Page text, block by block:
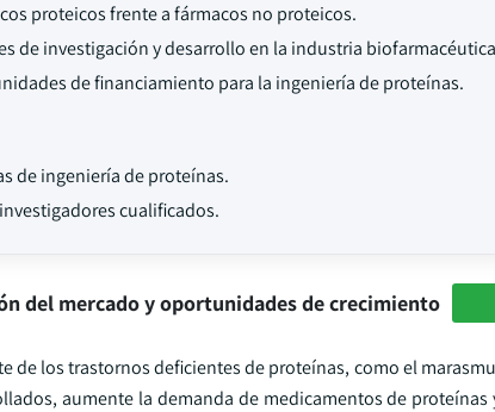
proteicos frente a fármacos no proteicos.
de investigación y desarrollo en la industria
de financiamiento para la ingeniería de proteínas.
de ingeniería de proteínas.
cualificados.
del mercado y oportunidades de crecimiento
de los trastornos deficientes de proteínas, como el
aumente la demanda de medicamentos de